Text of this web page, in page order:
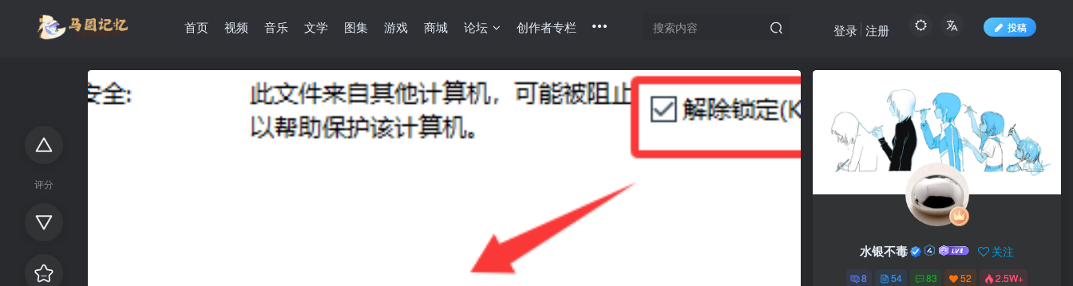
首页 视频 音乐 文学 图集 游戏 商城 论坛 创作者专栏 投稿
登录 注册
评分
水银不毒 关注
8 54 83 52 2.5W+